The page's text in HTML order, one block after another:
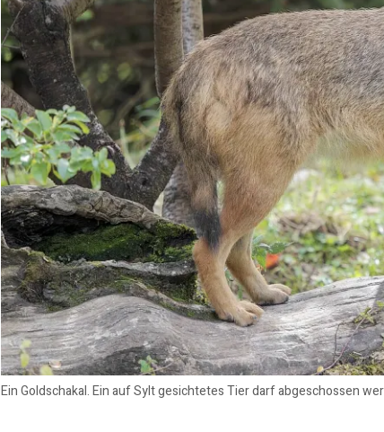
Ein Goldschakal. Ein auf Sylt gesichtetes Tier darf abgeschossen